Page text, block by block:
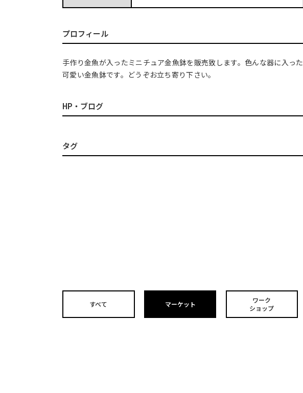
プロフィール
手作り金魚が入ったミニチュア金魚鉢を販売致します。色んな器に入った
可愛い金魚鉢です。どうぞお立ち寄り下さい。
HP・ブログ
タグ
すべて マーケット
ワーク
ショップ